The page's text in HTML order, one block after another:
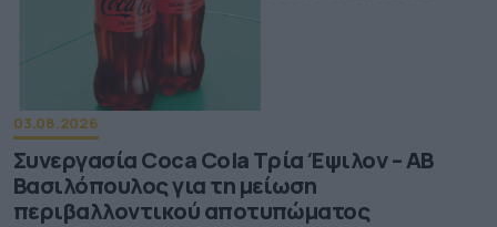
03.08.2026
Συνεργασία Coca Cola Τρία Έψιλον – ΑΒ
Βασιλόπουλος για τη μείωση
περιβαλλοντικού αποτυπώματος